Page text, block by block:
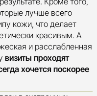
лучше всего
кожи, что делает
красивым. А
и расслабленная
визиты проходят
хочется поскорее